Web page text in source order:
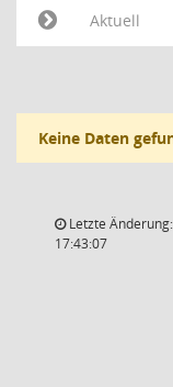
Aktuell
Keine Daten
Letzte
17:43:07